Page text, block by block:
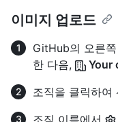
이미지 업로드
GitHub의 오른
한 다음,
Your
조직을 클릭하여
조직 이름에서